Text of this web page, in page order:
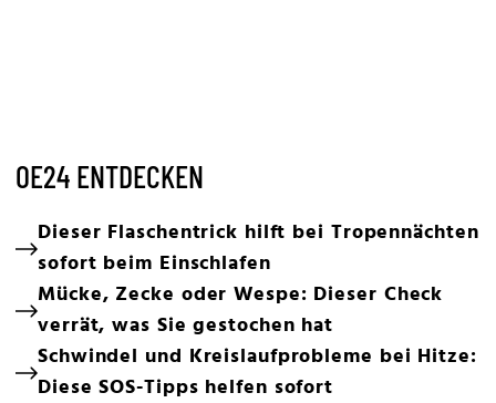
OE24 ENTDECKEN
Dieser Flaschentrick hilft bei Tropennächten
sofort beim Einschlafen
Mücke, Zecke oder Wespe: Dieser Check
verrät, was Sie gestochen hat
Schwindel und Kreislaufprobleme bei Hitze:
Diese SOS-Tipps helfen sofort